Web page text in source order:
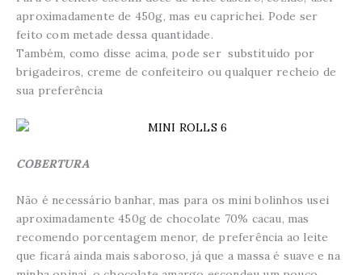
aproximadamente de 450g, mas eu caprichei. Pode ser
feito com metade dessa quantidade.
Também, como disse acima, pode ser substituído por
brigadeiros, creme de confeiteiro ou qualquer recheio de
sua preferência
COBERTURA
Não é necessário banhar, mas para os mini bolinhos usei
aproximadamente 450g de chocolate 70% cacau, mas
recomendo porcentagem menor, de preferência ao leite
que ficará ainda mais saboroso, já que a massa é suave e na